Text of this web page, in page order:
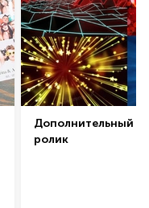
Дополнительный
ролик